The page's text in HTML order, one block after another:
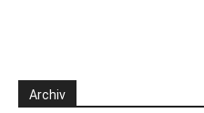
Archiv